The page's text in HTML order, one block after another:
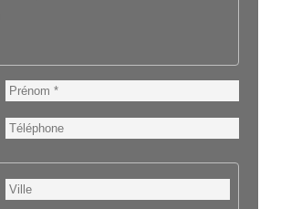
Prénom
Téléphone
Ville